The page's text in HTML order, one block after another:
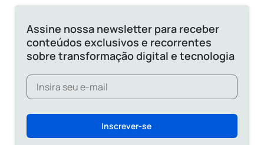
Assine nossa newsletter para receber
conteúdos exclusivos e recorrentes
sobre transformação digital e tecnologia
Inscrever-se